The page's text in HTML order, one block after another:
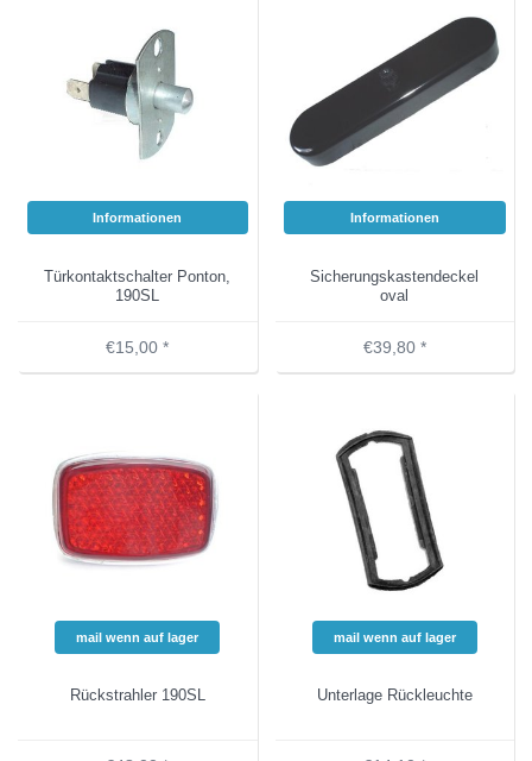
Informationen
Türkontaktschalter Ponton,
190SL
€15,00 *
Informationen
Sicherungskastendeckel
oval
€39,80 *
mail wenn auf lager
Rückstrahler 190SL
mail wenn auf lager
Unterlage Rückleuchte